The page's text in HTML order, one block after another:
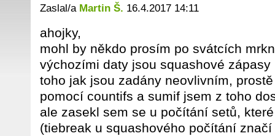
Zaslal/a Martin Š. 16.4.2017 14:11
ahojky,
mohl by někdo prosím po svátcích
výchozími daty jsou squashové
toho jak jsou zadány neovlivním,
pomocí countifs a sumif jsem z toho
ale zasekl sem se u počítání setů,
(tiebreak u squashového počítání